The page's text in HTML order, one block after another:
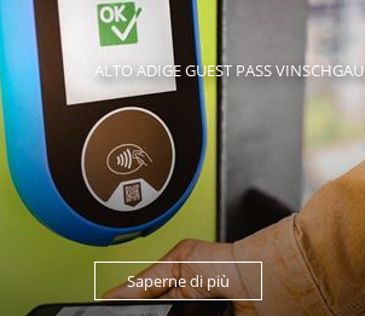
ALTO ADIGE GUEST PASS VINSCHGAU
Saperne di più